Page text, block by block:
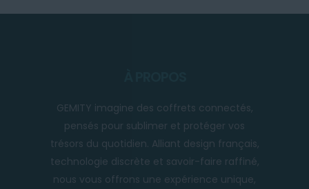
GEMITY imagine des coffrets connectés,
pensés pour sublimer et protéger vos
trésors du quotidien. Alliant design français,
technologie discrète et savoir-faire raffiné,
nous vous offrons une expérience unique,